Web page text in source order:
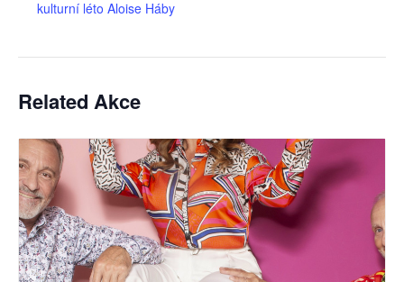
kulturní léto Aloise Háby
Related Akce